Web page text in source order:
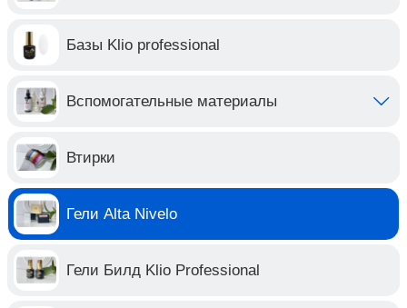
Базы Klio professional
Вспомогательные материалы
Втирки
Гели Alta Nivelo
Гели Билд Klio Professional